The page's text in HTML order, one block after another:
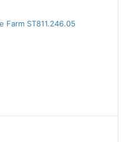
Farm ST811.246.05